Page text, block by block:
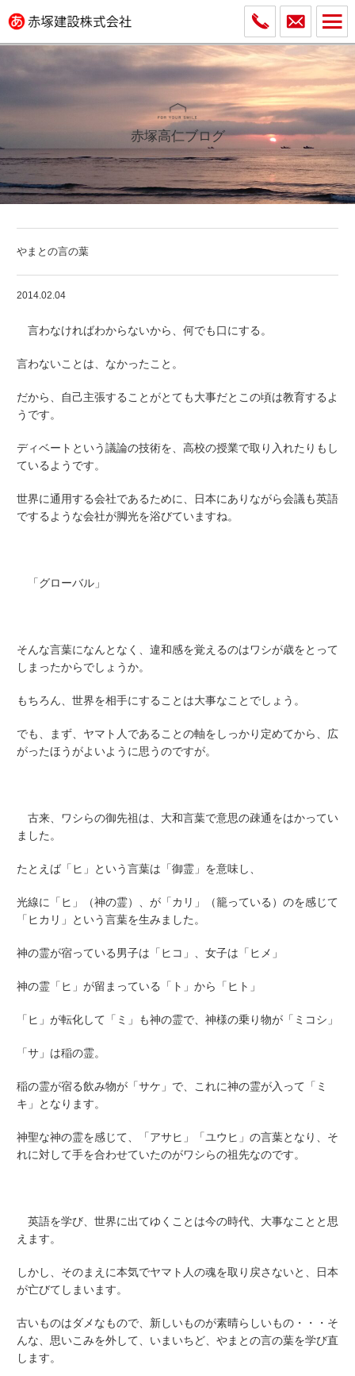
赤塚高仁ブログ
やまとの言の葉
2014.02.04
言わなければわからないから、何でも口にする。
言わないことは、なかったこと。
だから、自己主張することがとても大事だとこの頃は教育するよ
うです。
ディベートという議論の技術を、高校の授業で取り入れたりもし
ているようです。
世界に通用する会社であるために、日本にありながら会議も英語
でするような会社が脚光を浴びていますね。
「グローバル」
そんな言葉になんとなく、違和感を覚えるのはワシが歳をとって
しまったからでしょうか。
もちろん、世界を相手にすることは大事なことでしょう。
でも、まず、ヤマト人であることの軸をしっかり定めてから、広
がったほうがよいように思うのですが。
古来、ワシらの御先祖は、大和言葉で意思の疎通をはかってい
ました。
たとえば「ヒ」という言葉は「御霊」を意味し、
光線に「ヒ」（神の霊）、が「カリ」（籠っている）のを感じて
「ヒカリ」という言葉を生みました。
神の霊が宿っている男子は「ヒコ」、女子は「ヒメ」
神の霊「ヒ」が留まっている「ト」から「ヒト」
「ヒ」が転化して「ミ」も神の霊で、神様の乗り物が「ミコシ」
「サ」は稲の霊。
稲の霊が宿る飲み物が「サケ」で、これに神の霊が入って「ミ
キ」となります。
神聖な神の霊を感じて、「アサヒ」「ユウヒ」の言葉となり、そ
れに対して手を合わせていたのがワシらの祖先なのです。
英語を学び、世界に出てゆくことは今の時代、大事なことと思
えます。
しかし、そのまえに本気でヤマト人の魂を取り戻さないと、日本
が亡びてしまいます。
古いものはダメなもので、新しいものが素晴らしいもの・・・そ
んな、思いこみを外して、いまいちど、やまとの言の葉を学び直
します。